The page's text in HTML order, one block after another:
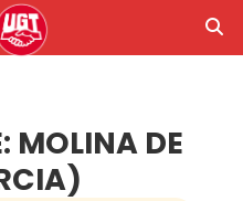
MOLINA DE